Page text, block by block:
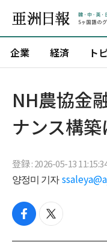
企業 経済 ト
NH農協金
ナンス構
登録 : 2026-05-13
양정미 기자
f
t